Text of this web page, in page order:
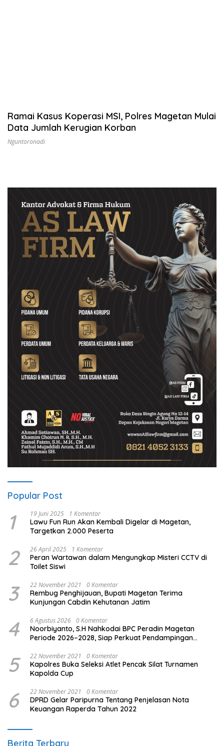
Ramai Kasus Koperasi MSI, Polres Magetan Mulai
Data Jumlah Kerugian Korban
Nguntoronadi
Popular Post
1 19 Juni 2025 1 Komentar
Lawu Fun Run Akan Kembali Digelar di Magetan,
Targetkan 2.000 Peserta
2 26 April 2025 1 Komentar
Peran Wartawan dalam Mengungkap Misteri CCTV di
Toilet Siswi
3 22 November 2021 0 Komentar
Rembug Penghijauan, Bupati Magetan Terima
Kunjungan Cabdin Kehutanan Jatim
4 6 Agustus 2026 0 Komentar
Noorbiyanto, S.H Nahkodai BPC Peradin Magetan
Periode 2026–2028, Siap Perkuat Pendampingan
5 22 November 2021 0 Komentar
Kapolres Buka Seleksi Atlet Pencak Silat Turnamen
Kapolda Cup
6 22 November 2021 0 Komentar
DPRD Gelar Paripurna Tentang Penjelasan Nota
Keuangan Raperda Tahun 2022
Berita Terbaru